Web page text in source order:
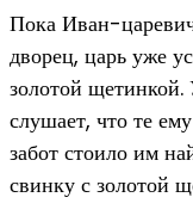
Пока Иван-
дворец, царь уже
золотой щетинкой.
слушает, что те
забот стоило им
свинку с золотой